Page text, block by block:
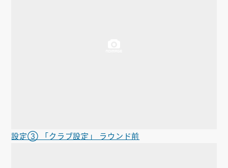
設定③ 「クラブ設定」 ラウンド前